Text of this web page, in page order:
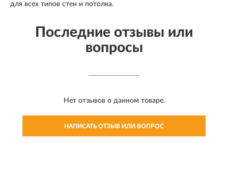
для всех типов стен и потолка.
Последние отзывы или
вопросы
Нет отзывов о данном товаре.
НАПИСАТЬ ОТЗЫВ ИЛИ ВОПРОС